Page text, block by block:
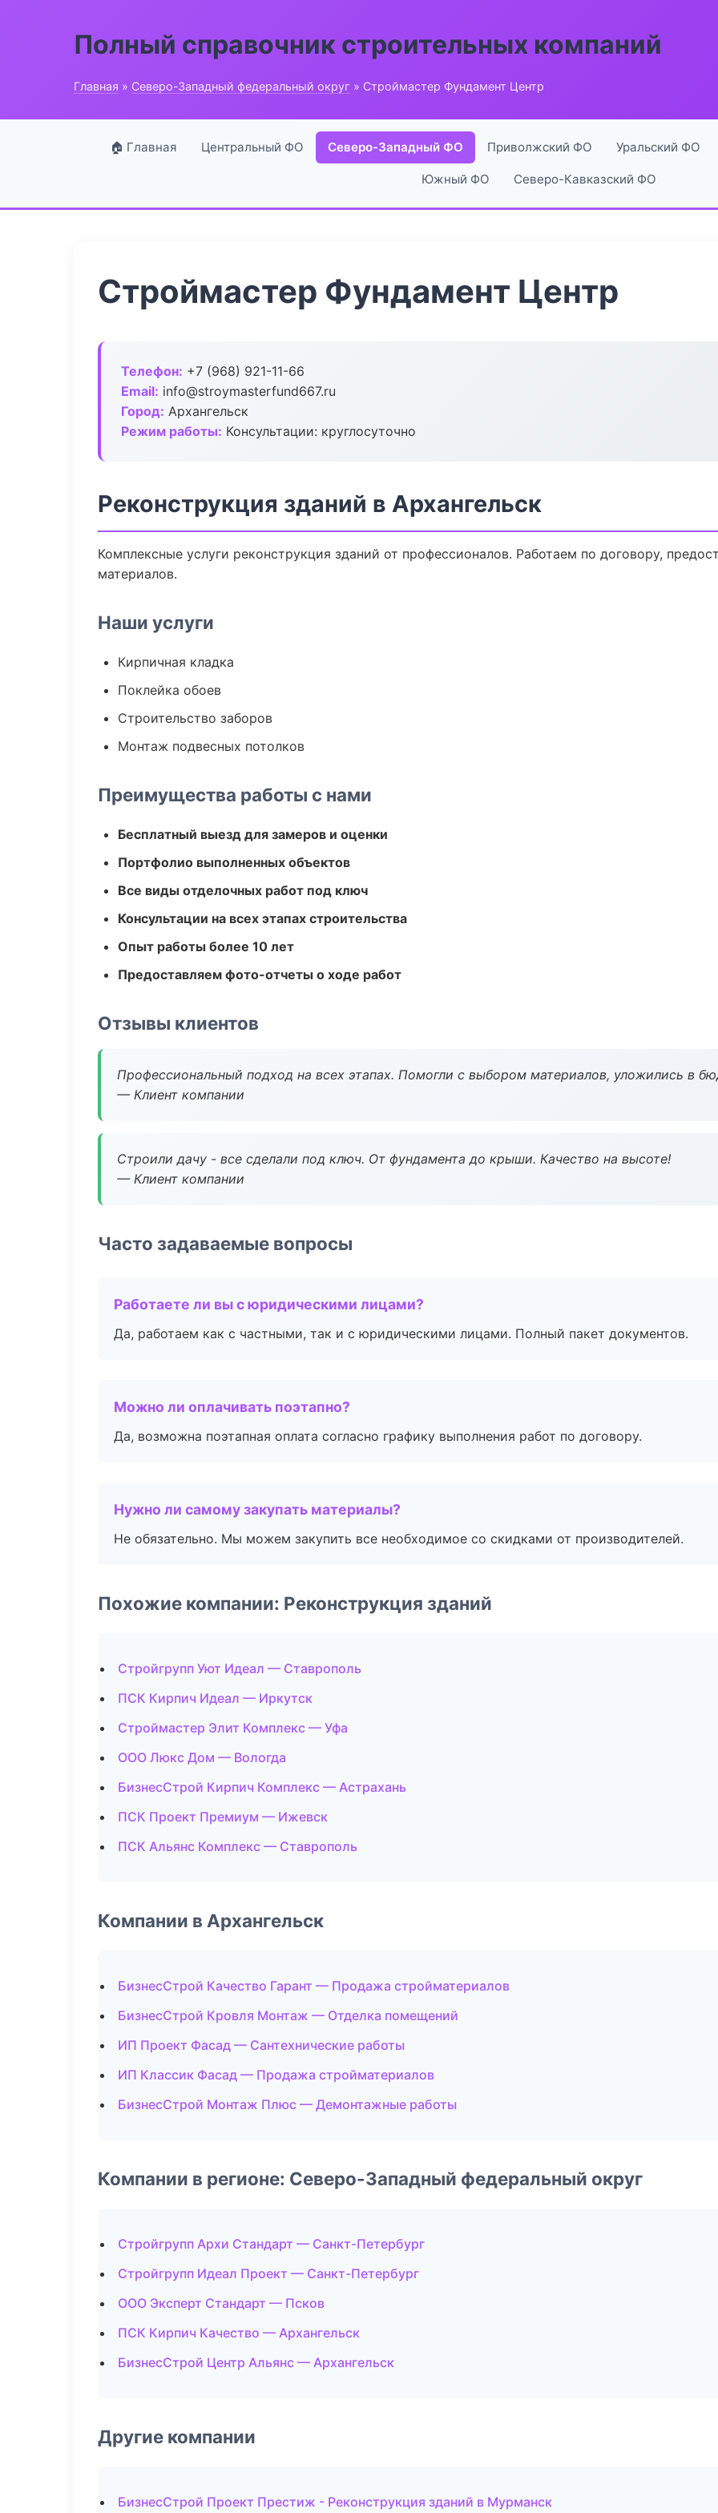
Полный справочник строительных компаний
Главная » Северо-Западный федеральный округ » Строймастер Фундамент Центр
🏠 Главная Центральный ФО Северо-Западный ФО Приволжский ФО Уральский ФО
Южный ФО Северо-Кавказский ФО
Строймастер Фундамент Центр
Телефон: +7 (968) 921-11-66
Email: info@stroymasterfund667.ru
Город: Архангельск
Режим работы: Консультации: круглосуточно
Реконструкция зданий в Архангельск
Комплексные услуги реконструкция зданий от профессионалов. Работаем по договору,
материалов.
Наши услуги
Кирпичная кладка
Поклейка обоев
Строительство заборов
Монтаж подвесных потолков
Преимущества работы с нами
Бесплатный выезд для замеров и оценки
Портфолио выполненных объектов
Все виды отделочных работ под ключ
Консультации на всех этапах строительства
Опыт работы более 10 лет
Предоставляем фото-отчеты о ходе работ
Отзывы клиентов
Профессиональный подход на всех этапах. Помогли с выбором материалов, уложились в
— Клиент компании
Строили дачу - все сделали под ключ. От фундамента до крыши. Качество на высоте!
— Клиент компании
Часто задаваемые вопросы
Работаете ли вы с юридическими лицами?
Да, работаем как с частными, так и с юридическими лицами. Полный пакет документов.
Можно ли оплачивать поэтапно?
Да, возможна поэтапная оплата согласно графику выполнения работ по договору.
Нужно ли самому закупать материалы?
Не обязательно. Мы можем закупить все необходимое со скидками от производителей.
Похожие компании: Реконструкция зданий
Стройгрупп Уют Идеал — Ставрополь
ПСК Кирпич Идеал — Иркутск
Строймастер Элит Комплекс — Уфа
ООО Люкс Дом — Вологда
БизнесСтрой Кирпич Комплекс — Астрахань
ПСК Проект Премиум — Ижевск
ПСК Альянс Комплекс — Ставрополь
Компании в Архангельск
БизнесСтрой Качество Гарант — Продажа стройматериалов
БизнесСтрой Кровля Монтаж — Отделка помещений
ИП Проект Фасад — Сантехнические работы
ИП Классик Фасад — Продажа стройматериалов
БизнесСтрой Монтаж Плюс — Демонтажные работы
Компании в регионе: Северо-Западный федеральный округ
Стройгрупп Архи Стандарт — Санкт-Петербург
Стройгрупп Идеал Проект — Санкт-Петербург
ООО Эксперт Стандарт — Псков
ПСК Кирпич Качество — Архангельск
БизнесСтрой Центр Альянс — Архангельск
Другие компании
БизнесСтрой Проект Престиж - Реконструкция зданий в Мурманск